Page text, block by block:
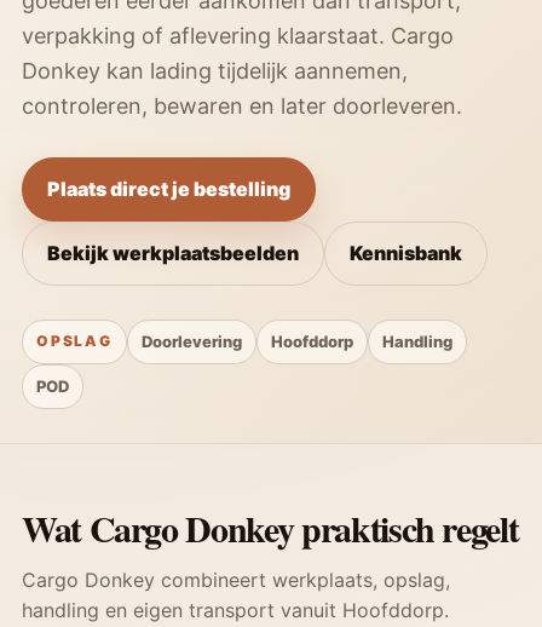
verpakking of aflevering klaarstaat. Cargo
Donkey kan lading tijdelijk aannemen,
controleren, bewaren en later doorleveren.
Plaats direct je bestelling
Bekijk werkplaatsbeelden Kennisbank
OPSLAG Doorlevering Hoofddorp Handling
POD
Wat Cargo Donkey praktisch regelt
Cargo Donkey combineert werkplaats, opslag,
handling en eigen transport vanuit Hoofddorp.